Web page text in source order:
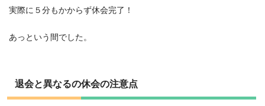
実際に５分もかからず休会完了！
あっという間でした。
退会と異なるの休会の注意点